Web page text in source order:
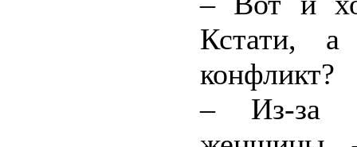
Кстати,
конфликт?
– Из-за